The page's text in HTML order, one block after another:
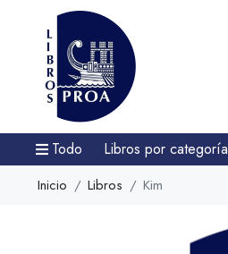
Todo Libros por categoría
Inicio Libros Kim